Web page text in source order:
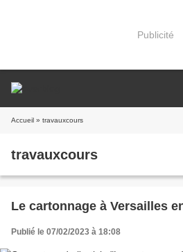
Publicité
Accueil » travauxcours
travauxcours
Le cartonnage à Versailles
Publié le 07/02/2023 à 18:08